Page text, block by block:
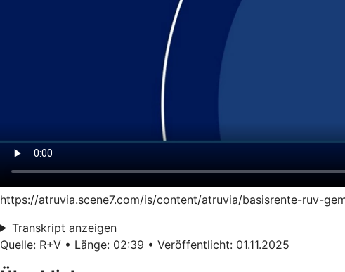
https://atruvia.scene7.com/is/content/atruvia/basisrente-ruv-
Transkript anzeigen
Quelle: R+V • Länge: 02:39 • Veröffentlicht: 01.11.2025